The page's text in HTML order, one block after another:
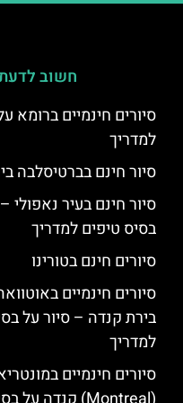
חשוב
סיורים חינמיים ברומא
למדריך
סיור חינם בברטיסלבה
סיור חינם בעיר נאפולי
בסיס טיפים למדריך
סיורים חינם בטורינו
בירת קנדה – סיור על
למדריך
סיורים חינמיים